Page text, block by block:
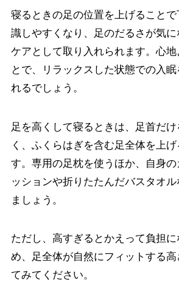
寝るときの足の位置を上げること
識しやすくなり、足のだるさが気
ケアとして取り入れられます。心
とで、リラックスした状態での入眠
れるでしょう。
足を高くして寝るときは、足首だ
く、ふくらはぎを含む足全体を上
す。専用の足枕を使うほか、自身
ッションや折りたたんだバスタオ
ましょう。
ただし、高すぎるとかえって負担
め、足全体が自然にフィットする
てみてください。